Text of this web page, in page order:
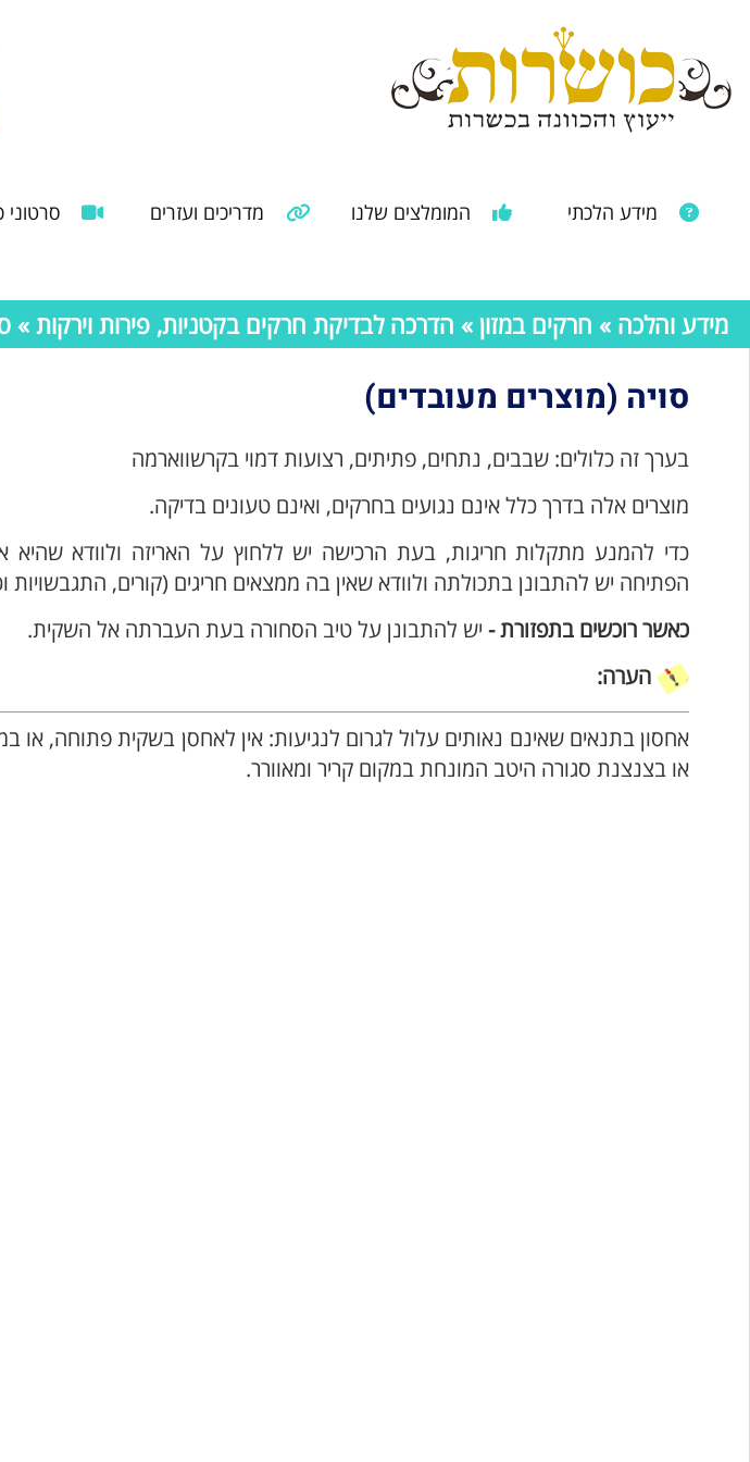
מידע הלכתי המומלצים שלנו מדריכים ועזרים
מידע והלכה » חרקים במזון » הדרכה לבדיקת חרקים בקטניות, פירות וירקות»
סויה (מוצרים מעובדים)
בערך זה כלולים: שבבים, נתחים, פתיתים, רצועות דמוי בקרשווארמה
מוצרים אלה בדרך כלל אינם נגועים בחרקים, ואינם טעונים בדיקה.
כדי להמנע מתקלות חריגות, בעת הרכישה יש ללחוץ על האריזה ולוודא שהיא
הפתיחה יש להתבונן בתכולתה ולוודא שאין בה ממצאים חריגים (קורים, התגבשויות
כאשר רוכשים בתפזורת - יש להתבונן על טיב הסחורה בעת העברתה אל השקית.
הערה:
אחסון בתנאים שאינם נאותים עלול לגרום לנגיעות: אין לאחסן בשקית פתוחה,
או בצנצנת סגורה היטב המונחת במקום קריר ומאוורר.